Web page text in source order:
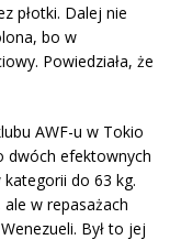
płotki. Dalej nie
bo w
Powiedziała, że
AWF-u w Tokio
dwóch efektownych
kategorii do 63 kg.
w repasażach
Był to jej